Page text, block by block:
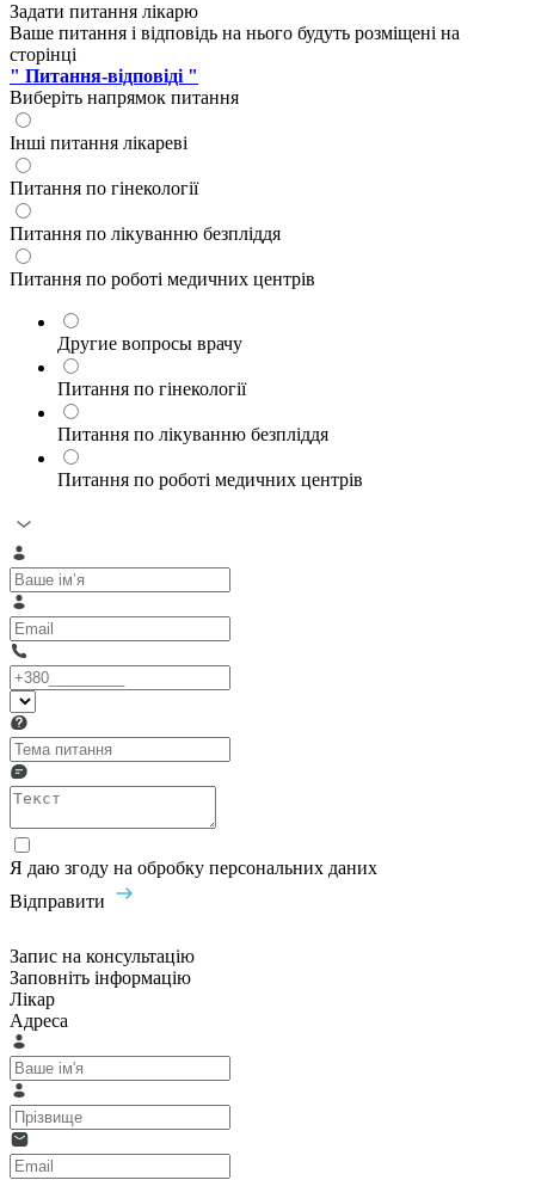
Задати питання лікарю
Ваше питання і відповідь на нього будуть розміщені на
сторінці
" Питання-відповіді "
Виберіть напрямок питання
Інші питання лікареві
Питання по гінекології
Питання по лікуванню безпліддя
Питання по роботі медичних центрів
Другие вопросы врачу
Питання по гінекології
Питання по лікуванню безпліддя
Питання по роботі медичних центрів
Я даю згоду на обробку персональних даних
Відправити
Запис на консультацію
Заповніть інформацію
Лікар
Адреса